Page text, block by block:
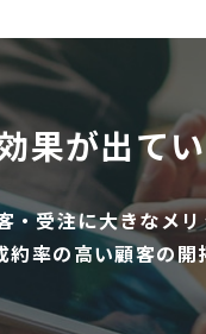
果が出て
受注に大きなメ
率の高い顧客の開